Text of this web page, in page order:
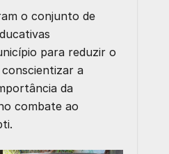
o conjunto de
para reduzir o
a
da
combate ao